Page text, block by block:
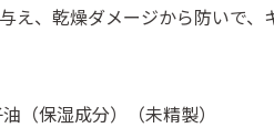
え、乾燥ダメージから防いで
（保湿成分）（未精製）